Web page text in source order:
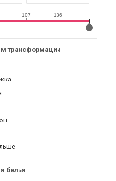
107 136
трансформации
белья